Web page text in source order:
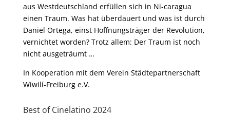
aus Westdeutschland erfüllen sich in Ni-caragua
einen Traum. Was hat überdauert und was ist durch
Daniel Ortega, einst Hoffnungsträger der Revolution,
vernichtet worden? Trotz allem: Der Traum ist noch
nicht ausgeträumt …
In Kooperation mit dem Verein Städtepartnerschaft
Wiwilí-Freiburg e.V.
Best of Cinelatino 2024